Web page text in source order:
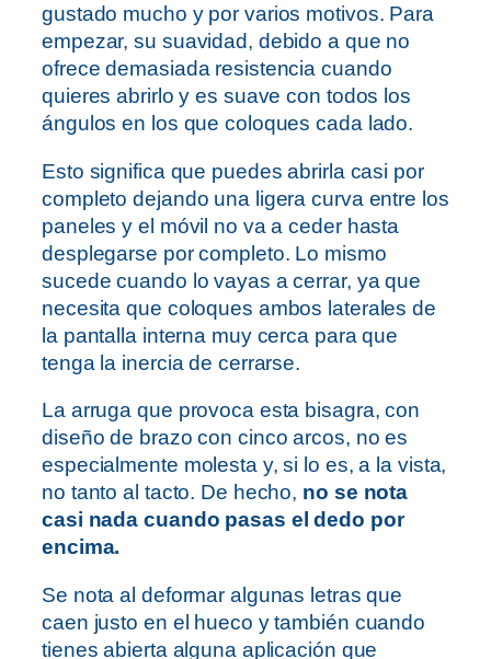
gustado mucho y por varios motivos. Para
empezar, su suavidad, debido a que no
ofrece demasiada resistencia cuando
quieres abrirlo y es suave con todos los
ángulos en los que coloques cada lado.
Esto significa que puedes abrirla casi por
completo dejando una ligera curva entre los
paneles y el móvil no va a ceder hasta
desplegarse por completo. Lo mismo
sucede cuando lo vayas a cerrar, ya que
necesita que coloques ambos laterales de
la pantalla interna muy cerca para que
tenga la inercia de cerrarse.
La arruga que provoca esta bisagra, con
diseño de brazo con cinco arcos, no es
especialmente molesta y, si lo es, a la vista,
no tanto al tacto. De hecho, no se nota
casi nada cuando pasas el dedo por
encima.
Se nota al deformar algunas letras que
caen justo en el hueco y también cuando
tienes abierta alguna aplicación que